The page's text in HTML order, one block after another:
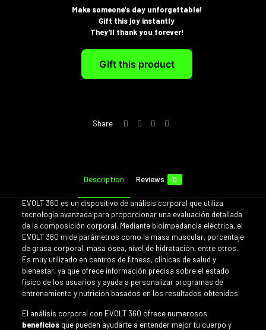
Make someone's day unforgettable!
Gift this joy instantly
They'll thank you forever!
Gift this product
Share
Description Reviews 0
EVOLT 360 es un dispositivo de análisis corporal que utiliza
tecnología avanzada para proporcionar una evaluación detallada
de la composición corporal. Mediante bioimpedancia eléctrica, el
EVOLT 360 mide parámetros como la masa muscular, porcentaje
de grasa corporal, masa ósea, nivel de hidratación, entre otros.
Es muy utilizado en centros de fitness, clínicas de salud y
bienestar, ya que ofrece información precisa sobre el estado
físico de los usuarios y ayuda a personalizar programas de
entrenamiento y nutrición basados en los resultados obtenidos.
El análisis corporal con EVOLT 360 ofrece numerosos
beneficiosque pueden ayudarte a entender mejor tu cuerpo y